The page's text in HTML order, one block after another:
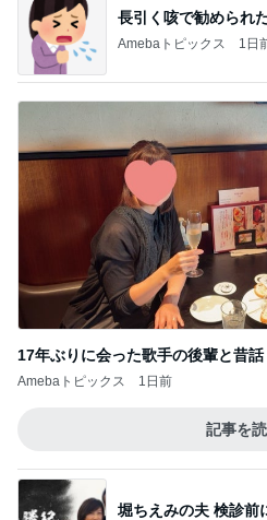
長引く咳で勧められ
Amebaトピックス 1日
17年ぶりに会った歌手の後輩と昔話
Amebaトピックス 1日前
記事を
堀ちえみの夫 検診前